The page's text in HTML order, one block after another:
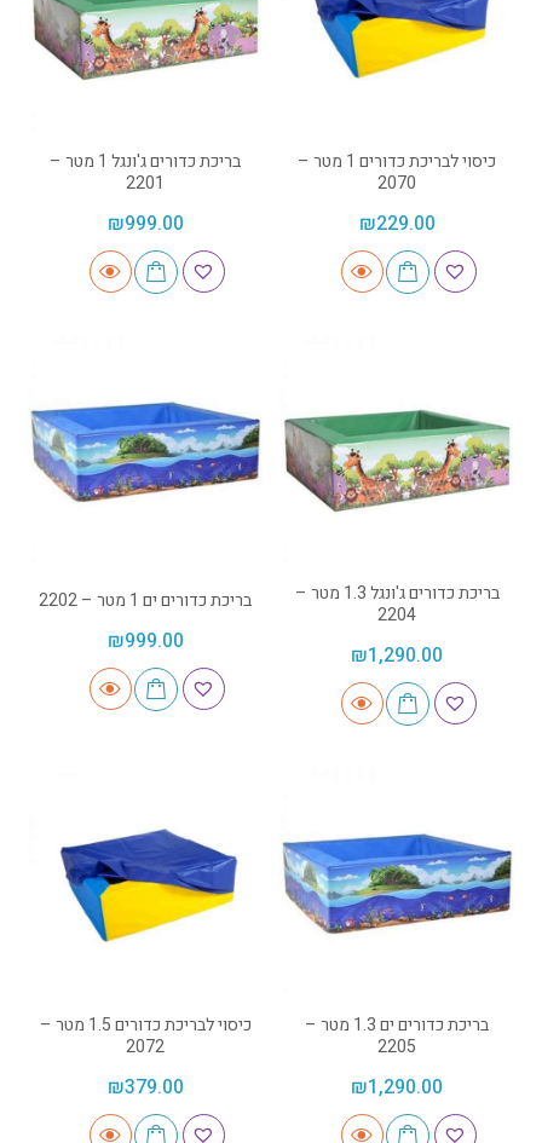
כיסוי לבריכת כדורים 1 מטר –
2070
₪229.00
בריכת כדורים ג'ונגל 1 מטר –
2201
₪999.00
בריכת כדורים ג'ונגל 1.3 מטר –
2204
₪1,290.00
בריכת כדורים ים 1 מטר – 2202
₪999.00
בריכת כדורים ים 1.3 מטר –
2205
₪1,290.00
כיסוי לבריכת כדורים 1.5 מטר –
2072
₪379.00